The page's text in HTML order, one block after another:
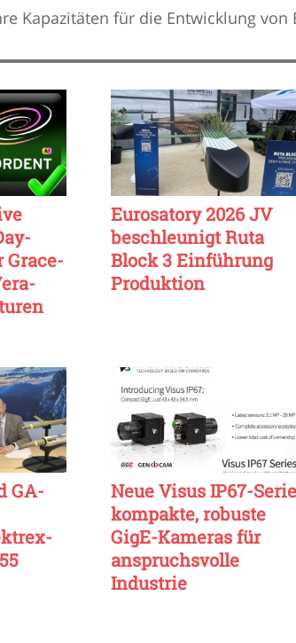
Kapazitäten für die Entwicklung
Grace-
Eurosatory 2026 JV
beschleunigt Ruta
Block 3 Einführung
Produktion
GA-
Neue Visus IP67-
kompakte, robuste
GigE-Kameras für
anspruchsvolle
Industrie